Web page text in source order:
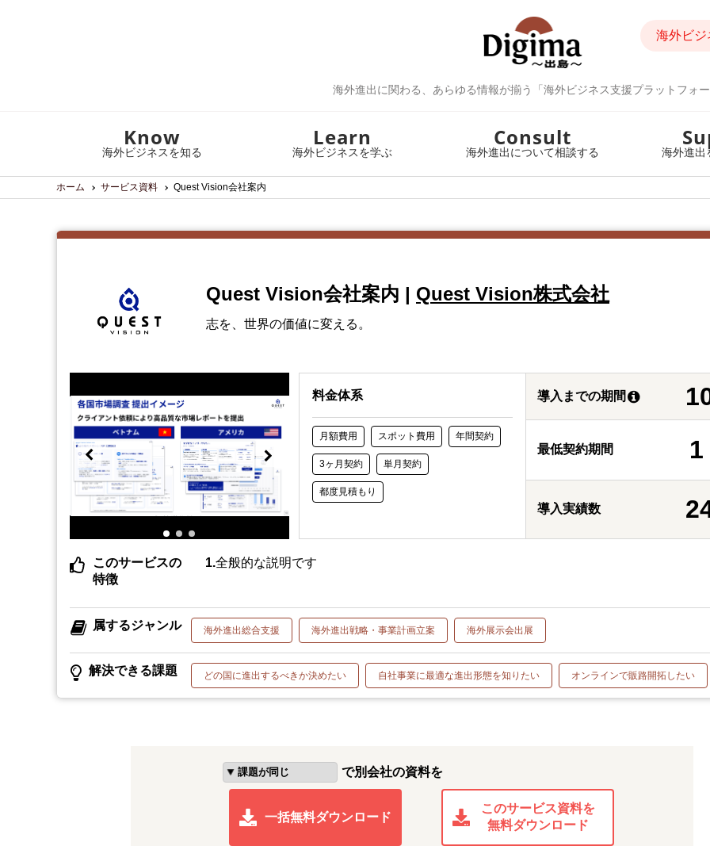
海外進出に関わる、あらゆる情報が揃う「海外ビジネス支援プラットフォ
海外ビジ
Know
海外ビジネスを知る
Learn
海外ビジネスを学ぶ
Consult
海外進出について相談する 海外進出
ホーム サービス資料 Quest Vision会社案内
Quest Vision会社案内 | Quest Vision株式会社
志を、世界の価値に変える。
料金体系
月額費用 スポット費用 年間契約
3ヶ月契約 単月契約
都度見積もり
導入までの期間
最低契約期間 1
導入実績数
このサービスの
特徴
全般的な説明です
属するジャンル 海外進出総合支援 海外進出戦略・事業計画立案 海外展示会出展
解決できる課題 どの国に進出するべきか決めたい 自社事業に最適な進出形態を知りたい オンラインで販路開拓したい
で別会社の資料を
一括無料ダウンロード
このサービス資料を
無料ダウンロード